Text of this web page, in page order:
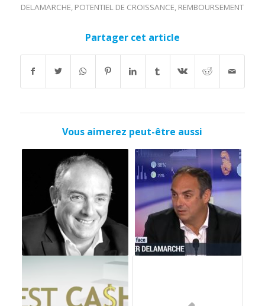
DELAMARCHE, POTENTIEL DE CROISSANCE, REMBOURSEMENT
Partager cet article
Vous aimerez peut-être aussi